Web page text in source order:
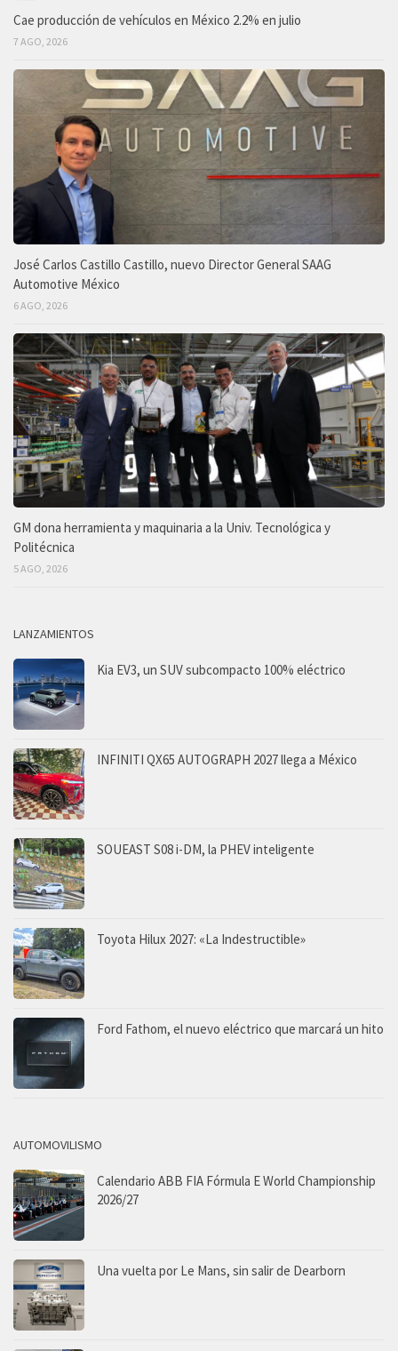
Cae producción de vehículos en México 2.2% en julio
7 AGO, 2026
José Carlos Castillo Castillo, nuevo Director General SAAG
Automotive México
6 AGO, 2026
GM dona herramienta y maquinaria a la Univ. Tecnológica y
Politécnica
5 AGO, 2026
LANZAMIENTOS
Kia EV3, un SUV subcompacto 100% eléctrico
INFINITI QX65 AUTOGRAPH 2027 llega a México
SOUEAST S08 i-DM, la PHEV inteligente
Toyota Hilux 2027: «La Indestructible»
Ford Fathom, el nuevo eléctrico que marcará un hito
AUTOMOVILISMO
Calendario ABB FIA Fórmula E World Championship
2026/27
Una vuelta por Le Mans, sin salir de Dearborn